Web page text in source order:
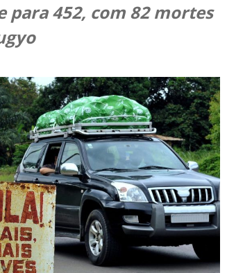
para 452, com 82 mortes